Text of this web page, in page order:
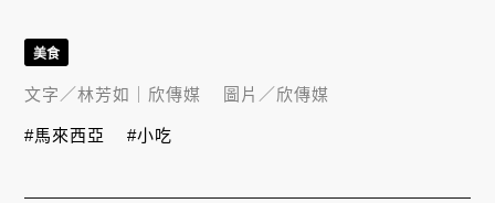
美食
文字／林芳如｜欣傳媒 圖片／欣傳媒
#馬來西亞 #小吃